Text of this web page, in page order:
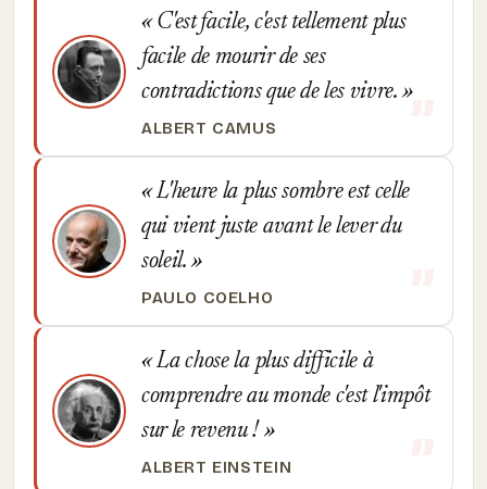
C'est facile, c'est tellement plus
facile de mourir de ses
contradictions que de les vivre.
ALBERT CAMUS
L'heure la plus sombre est celle
qui vient juste avant le lever du
soleil.
PAULO COELHO
La chose la plus difficile à
comprendre au monde c'est l'impôt
sur le revenu !
ALBERT EINSTEIN